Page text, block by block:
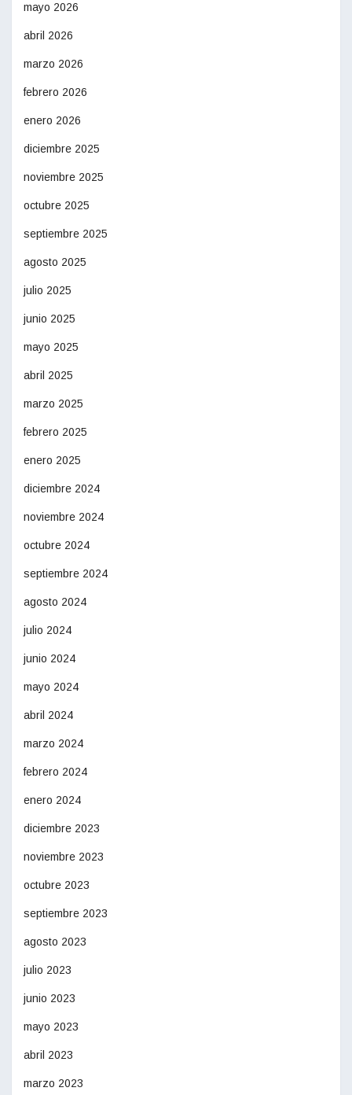
mayo 2026
abril 2026
marzo 2026
febrero 2026
enero 2026
diciembre 2025
noviembre 2025
octubre 2025
septiembre 2025
agosto 2025
julio 2025
junio 2025
mayo 2025
abril 2025
marzo 2025
febrero 2025
enero 2025
diciembre 2024
noviembre 2024
octubre 2024
septiembre 2024
agosto 2024
julio 2024
junio 2024
mayo 2024
abril 2024
marzo 2024
febrero 2024
enero 2024
diciembre 2023
noviembre 2023
octubre 2023
septiembre 2023
agosto 2023
julio 2023
junio 2023
mayo 2023
abril 2023
marzo 2023